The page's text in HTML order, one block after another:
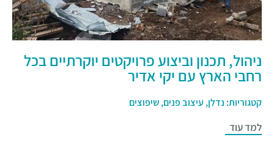
ניהול, תכנון וביצוע פרויקטים יוקרתיים בכל
רחבי הארץ עם יקי אדיר
קטגוריות: נדלן, עיצוב פנים,שיפוצים
למד עוד